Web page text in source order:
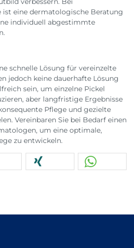
ist eine dermatologische Beratung
individuell abgestimmte
schnelle Lösung für vereinzelte
jedoch keine dauerhafte Lösung
sein, um einzelne Pickel
aber langfristige Ergebnisse
Pflege und gezielte
Vereinbaren Sie bei Bedarf einen
um eine optimale,
zu entwickeln.